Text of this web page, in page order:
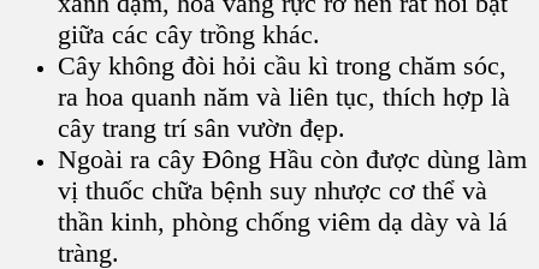
giữa các cây trồng khác.
Cây không đòi hỏi cầu kì trong chăm sóc,
ra hoa quanh năm và liên tục, thích hợp là
cây trang trí sân vườn đẹp.
Ngoài ra cây Đông Hầu còn được dùng làm
vị thuốc chữa bệnh suy nhược cơ thể và
thần kinh, phòng chống viêm dạ dày và lá
tràng.